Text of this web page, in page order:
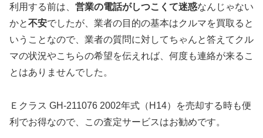
利用する前は、 営業の電話がしつこくて迷惑なんじゃない
かと不安でしたが、業者の目的の基本はクルマを買取ると
いうことなので、業者の質問に対してちゃんと答えてクル
マの状況やこちらの希望を伝えれば、何度も連絡が来るこ
とはありませんでした。
Ｅクラス GH-211076 2002年式（H14）を売却する時も便
利でお得なので、この査定サービスはお勧めです。